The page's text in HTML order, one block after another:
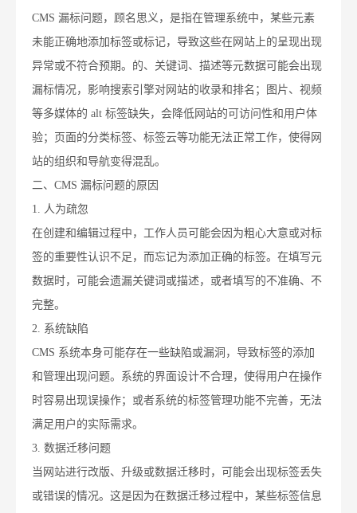
CMS 漏标问题，顾名思义，是指在管理系统中，某些元素
未能正确地添加标签或标记，导致这些在网站上的呈现出现
异常或不符合预期。的、关键词、描述等元数据可能会出现
漏标情况，影响搜索引擎对网站的收录和排名；图片、视频
等多媒体的 alt 标签缺失，会降低网站的可访问性和用户体
验；页面的分类标签、标签云等功能无法正常工作，使得网
站的组织和导航变得混乱。
二、CMS 漏标问题的原因
1. 人为疏忽
在创建和编辑过程中，工作人员可能会因为粗心大意或对标
签的重要性认识不足，而忘记为添加正确的标签。在填写元
数据时，可能会遗漏关键词或描述，或者填写的不准确、不
完整。
2. 系统缺陷
CMS 系统本身可能存在一些缺陷或漏洞，导致标签的添加
和管理出现问题。系统的界面设计不合理，使得用户在操作
时容易出现误操作；或者系统的标签管理功能不完善，无法
满足用户的实际需求。
3. 数据迁移问题
当网站进行改版、升级或数据迁移时，可能会出现标签丢失
或错误的情况。这是因为在数据迁移过程中，某些标签信息